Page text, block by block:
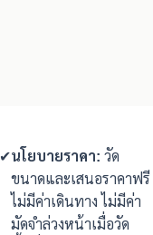
✔นโยบายราคา: วัด
ขนาดและเสนอราคาฟรี
ไม่มีค่าเดินทาง ไม่มีค่า
มัดจำล่วงหน้าเมื่อวัด